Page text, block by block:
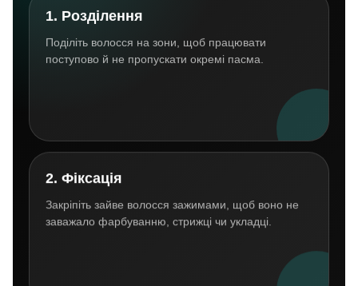
1. Розділення
Поділіть волосся на зони, щоб працювати
поступово й не пропускати окремі пасма.
2. Фіксація
Закріпіть зайве волосся зажимами, щоб воно не
заважало фарбуванню, стрижці чи укладці.